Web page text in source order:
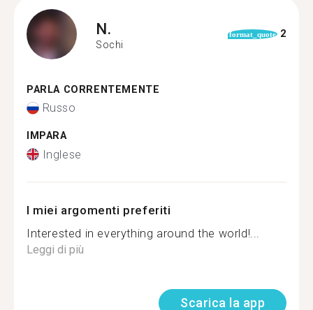
N.
Sochi
format_quote 2
PARLA CORRENTEMENTE
Russo
IMPARA
Inglese
I miei argomenti preferiti
Interested in everything around the world!...
Leggi di più
Scarica la app